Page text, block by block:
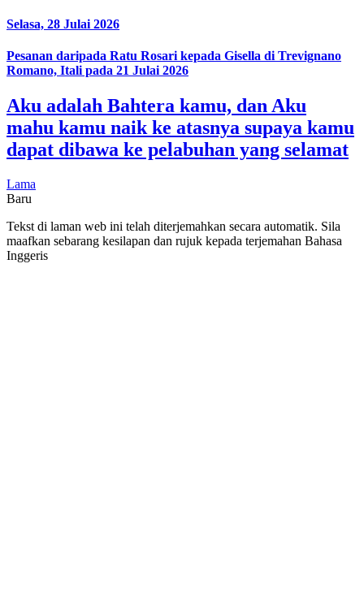
Selasa, 28 Julai 2026
Pesanan daripada Ratu Rosari kepada Gisella di Trevignano
Romano, Itali pada 21 Julai 2026
Aku adalah Bahtera kamu, dan Aku
mahu kamu naik ke atasnya supaya kamu
dapat dibawa ke pelabuhan yang selamat
Lama
Baru
Tekst di laman web ini telah diterjemahkan secara automatik. Sila
maafkan sebarang kesilapan dan rujuk kepada terjemahan Bahasa
Inggeris